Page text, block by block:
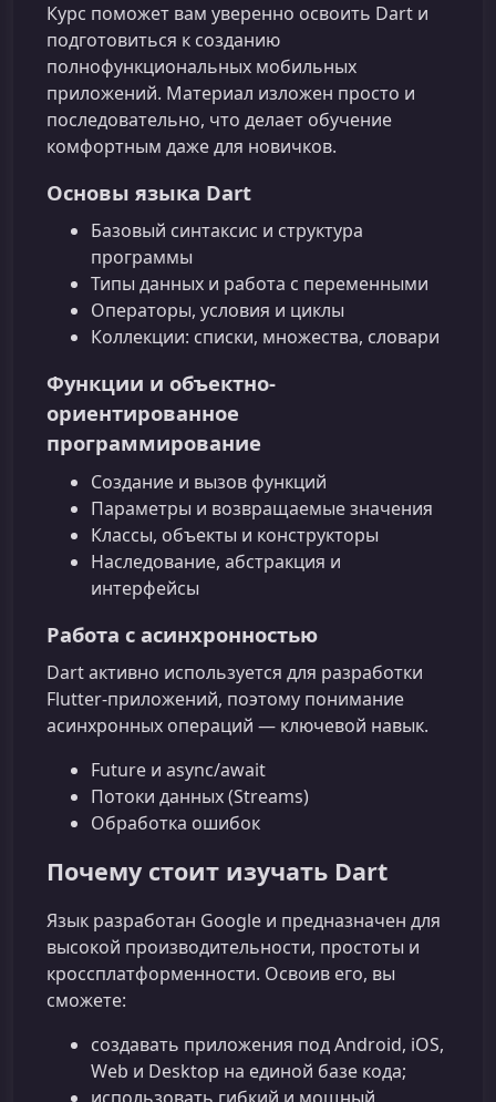
Курс поможет вам уверенно освоить Dart и
подготовиться к созданию
полнофункциональных мобильных
приложений. Материал изложен просто и
последовательно, что делает обучение
комфортным даже для новичков.
Основы языка Dart
Базовый синтаксис и структура
программы
Типы данных и работа с переменными
Операторы, условия и циклы
Коллекции: списки, множества, словари
Функции и объектно-
ориентированное
программирование
Создание и вызов функций
Параметры и возвращаемые значения
Классы, объекты и конструкторы
Наследование, абстракция и
интерфейсы
Работа с асинхронностью
Dart активно используется для разработки
Flutter‑приложений, поэтому понимание
асинхронных операций — ключевой навык.
Future и async/await
Потоки данных (Streams)
Обработка ошибок
Почему стоит изучать Dart
Язык разработан Google и предназначен для
высокой производительности, простоты и
кроссплатформенности. Освоив его, вы
сможете:
создавать приложения под Android, iOS,
Web и Desktop на единой базе кода;